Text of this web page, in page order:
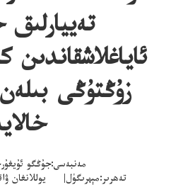
ئاياغلاشقاندىن
زۇڭتۇڭى
مەنبەسى:جۇڭگو
تەھرىر:مېھرىگۈل| يوللانغان ۋاقىت: 2025-08-